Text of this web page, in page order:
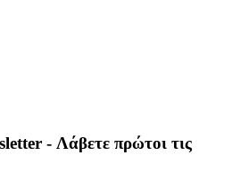
- Λάβετε πρώτοι τις